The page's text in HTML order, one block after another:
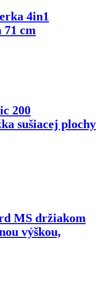
4in1
71 cm
200
sušiacej plochy
MS držiakom
výškou,